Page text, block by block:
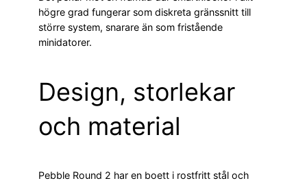
högre grad fungerar som diskreta gränssnitt till
större system, snarare än som fristående
minidatorer.
Design, storlekar
och material
Pebble Round 2 har en boett i rostfritt stål och